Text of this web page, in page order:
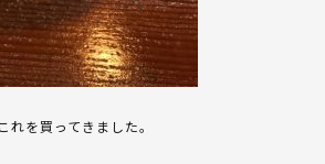
を買ってきました。